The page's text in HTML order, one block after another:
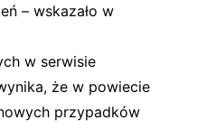
– wskazało w
w serwisie
że w powiecie
przypadków